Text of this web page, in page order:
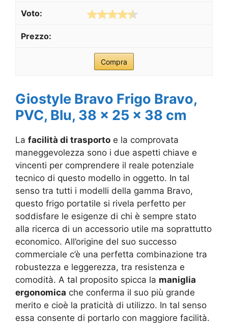
Compra
Giostyle Bravo Frigo Bravo,
PVC, Blu, 38 x 25 x 38 cm
La facilità di trasporto e la comprovata
maneggevolezza sono i due aspetti chiave e
vincenti per comprendere il reale potenziale
tecnico di questo modello in oggetto. In tal
senso tra tutti i modelli della gamma Bravo,
questo frigo portatile si rivela perfetto per
soddisfare le esigenze di chi è sempre stato
alla ricerca di un accessorio utile ma soprattutto
economico. All’origine del suo successo
commerciale c’è una perfetta combinazione tra
robustezza e leggerezza, tra resistenza e
comodità. A tal proposito spicca la maniglia
ergonomica che conferma il suo più grande
merito e cioè la praticità di utilizzo. In tal senso
essa consente di portarlo con maggiore facilità.